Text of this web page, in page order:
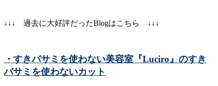
↓↓↓ 過去に大好評だったBlogはこちら ↓↓↓
・すきバサミを使わない美容室『Luciro』のすき
バサミを使わないカット